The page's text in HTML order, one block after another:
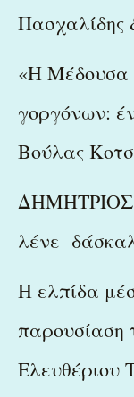
«Η Μέδουσα
γοργόνων:
Βούλας
ΔΗΜΗΤΡΙΟΣ
λένε
Η ελπίδα
παρουσίαση
Ελευθέριου